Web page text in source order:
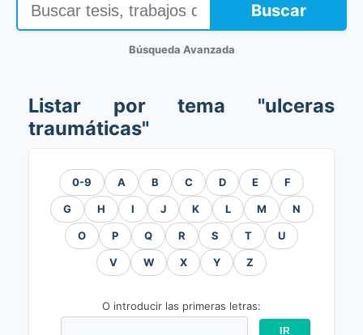
Buscar
Búsqueda Avanzada
Listar por tema "ulceras
traumáticas"
0-9 A B C D E F
G H I J K L M N
O P Q R S T U
V W X Y Z
O introducir las primeras letras: